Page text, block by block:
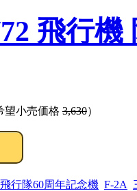
飛行機
望小売価格 3,630）
行隊60周年記念機 F-2A